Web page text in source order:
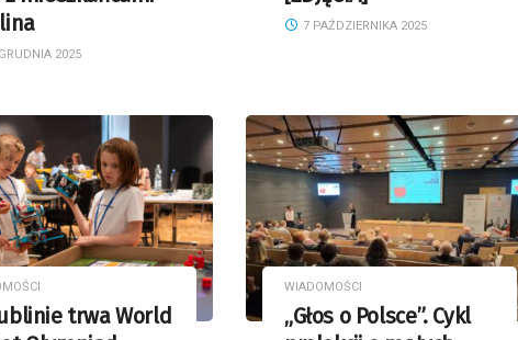
2025
7 PAŹDZIERNIKA 2025
trwa World
WIADOMOŚCI
„Głos o Polsce”. Cykl